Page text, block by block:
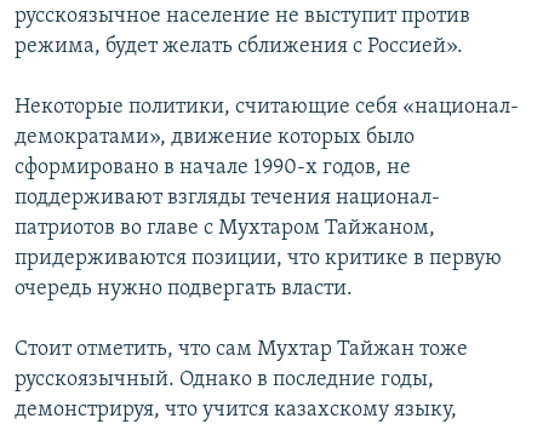
русскоязычное население не выступит против
режима, будет желать сближения с Россией».
Некоторые политики, считающие себя «национал-
демократами», движение которых было
сформировано в начале 1990-х годов, не
поддерживают взгляды течения национал-
патриотов во главе с Мухтаром Тайжаном,
придерживаются позиции, что критике в первую
очередь нужно подвергать власти.
Стоит отметить, что сам Мухтар Тайжан тоже
русскоязычный. Однако в последние годы,
демонстрируя, что учится казахскому языку,